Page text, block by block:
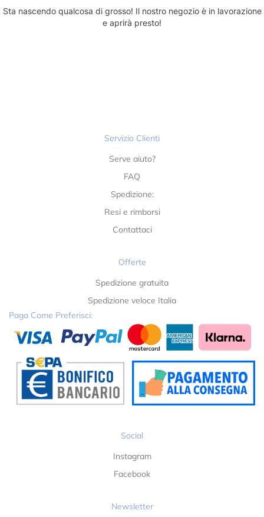
Sta nascendo qualcosa di grosso! Il nostro negozio è in lavorazione
e aprirà presto!
Servizio Clienti
Serve aiuto?
FAQ
Spedizione:
Resi e rimborsi
Contattaci
Offerte
Spedizione gratuita
Spedizione veloce Italia
Paga Come Preferisci:
Social
Instagram
Facebook
Newsletter